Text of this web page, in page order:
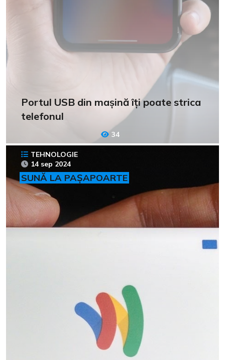
Portul USB din mașină îți poate strica
telefonul
34
TEHNOLOGIE
14 sep 2024
SUNĂ LA PAȘAPOARTE